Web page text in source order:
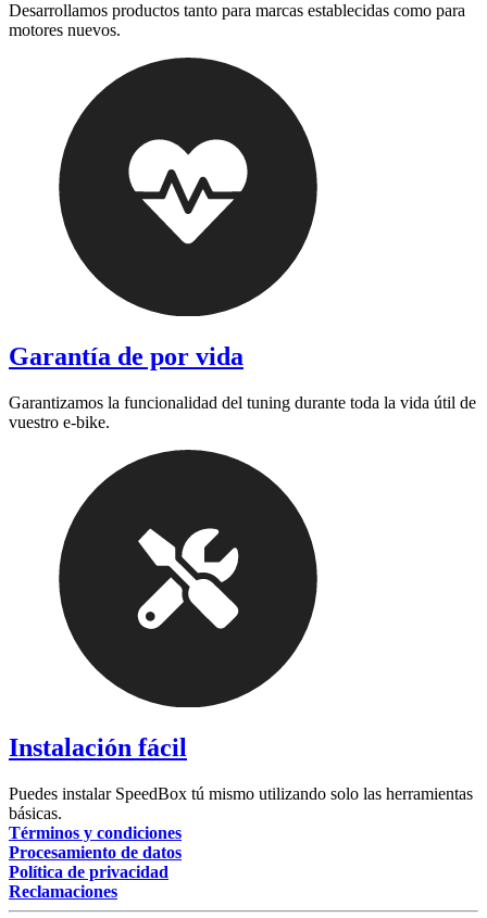
Desarrollamos productos tanto para marcas establecidas como para
motores nuevos.
Garantía de por vida
Garantizamos la funcionalidad del tuning durante toda la vida útil de
vuestro e-bike.
Instalación fácil
Puedes instalar SpeedBox tú mismo utilizando solo las herramientas
básicas.
Términos y condiciones
Procesamiento de datos
Política de privacidad
Reclamaciones